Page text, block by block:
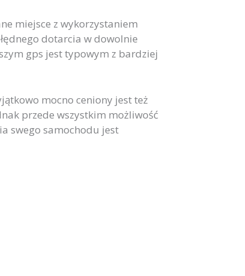
miejsce z wykorzystaniem
dotarcia w dowolnie
gps jest typowym z bardziej
mocno ceniony jest też
przede wszystkim możliwość
swego samochodu jest